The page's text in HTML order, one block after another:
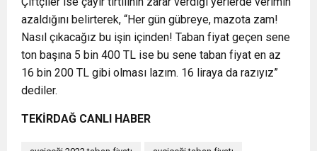
azaldığını belirterek, “Her gün gübreye, mazota zam!
Nasıl çıkacağız bu işin içinden! Taban fiyat geçen sene
ton başına 5 bin 400 TL ise bu sene taban fiyat en az
16 bin 200 TL gibi olması lazım. 16 liraya da razıyız”
dediler.
TEKİRDAĞ CANLI HABER